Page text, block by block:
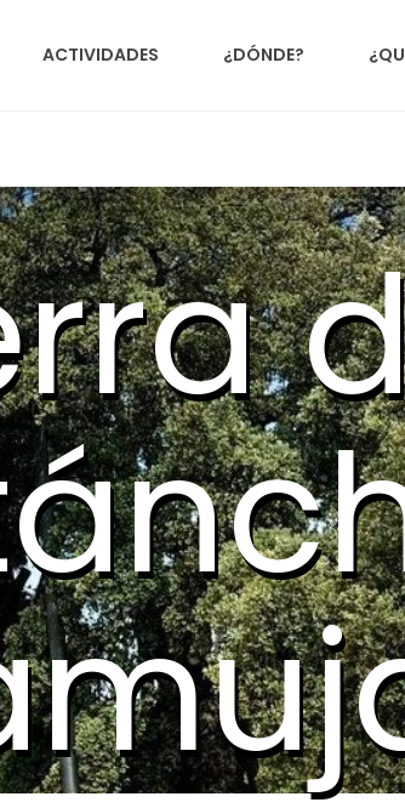
ACTIVIDADES ¿DÓNDE?